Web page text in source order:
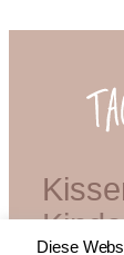
Diese